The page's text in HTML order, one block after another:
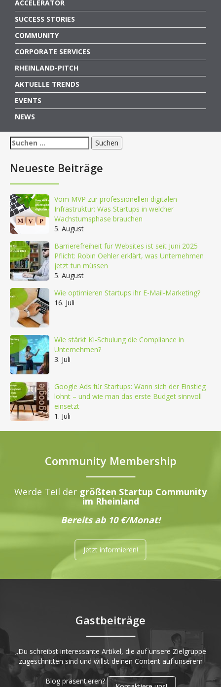
ACCELERATOR
SUCCESS STORIES
COMMUNITY
CORPORATE SERVICES
RHEINLAND-PITCH
AKTUELLE TRENDS
EVENTS
NEWS
Suchen
nach:
Neueste Beiträge
Vom MVP zur professionellen digitalen
Infrastruktur: Was Startups in welcher
Wachstumsphase brauchen
5. August
Barrierefreiheit für Websites ist seit Juni 2025
Pflicht: Robin Oehler erklärt, was Unternehmen
jetzt tun müssen
5. August
Wie optimieren Startups ihr E-Mail-Marketing?
16. Juli
Wie stärkt KI-Schulung die Compliance in
Unternehmen?
3. Juli
Google Ads für Startups: Wann sich der Einstieg
lohnt – und wie man das erste Budget sinnvoll
einsetzt
1. Juli
Community Membership
Werde Teil der größten Startup Community
im Rheinland
Bereits ab 10 €/Monat!
Jetzt informieren!
Gastbeiträge
„Du schreibst interessante Artikel, die auf unsere Zielgruppe
zugeschnitten sind und willst deinen Content auf unserem
Blog präsentieren?